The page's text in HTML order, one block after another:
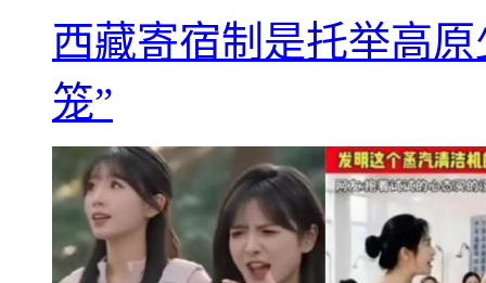
西藏寄宿制是托举高
笼”